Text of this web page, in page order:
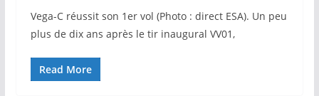
Vega-C réussit son 1er vol (Photo : direct ESA). Un peu
plus de dix ans après le tir inaugural VV01,
Read More